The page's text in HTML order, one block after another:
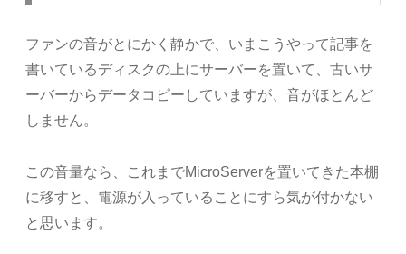
ファンの音がとにかく静かで、いまこうやって記事を
書いているディスクの上にサーバーを置いて、古いサ
ーバーからデータコピーしていますが、音がほとんど
しません。
この音量なら、これまでMicroServerを置いてきた本棚
に移すと、電源が入っていることにすら気が付かない
と思います。